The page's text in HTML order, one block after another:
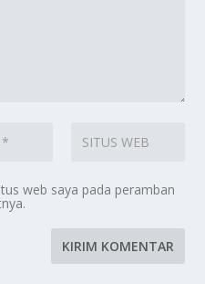
web saya pada peramban